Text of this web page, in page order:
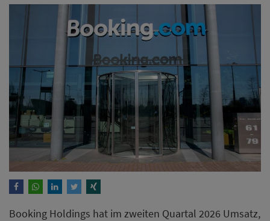
Booking Holdings hat im zweiten Quartal 2026 Umsatz,